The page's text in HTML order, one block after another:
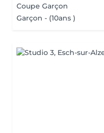
Coupe Garçon
Garçon - (10ans )